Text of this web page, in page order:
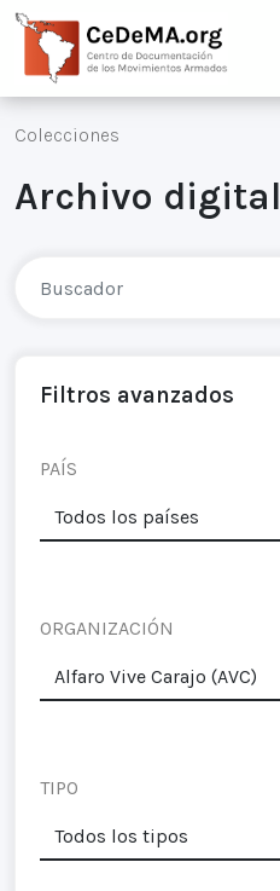
Colecciones
Archivo digital
Filtros avanzados
PAÍS
ORGANIZACIÓN
TIPO